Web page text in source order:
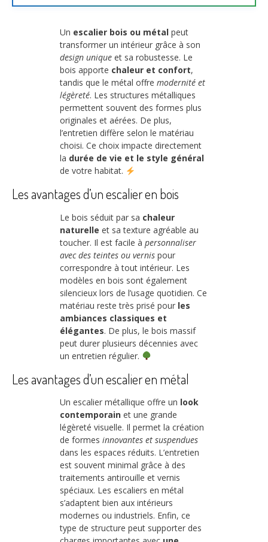
Un escalier bois ou métal peut
transformer un intérieur grâce à son
design unique et sa robustesse. Le
bois apporte chaleur et confort,
tandis que le métal offre modernité et
légèreté. Les structures métalliques
permettent souvent des formes plus
originales et aérées. De plus,
l’entretien diffère selon le matériau
choisi. Ce choix impacte directement
la durée de vie et le style général
de votre habitat.
Les avantages d’un escalier en bois
Le bois séduit par sa chaleur
naturelle et sa texture agréable au
toucher. Il est facile à personnaliser
avec des teintes ou vernis pour
correspondre à tout intérieur. Les
modèles en bois sont également
silencieux lors de l’usage quotidien. Ce
matériau reste très prisé pour les
ambiances classiques et
élégantes. De plus, le bois massif
peut durer plusieurs décennies avec
un entretien régulier.
Les avantages d’un escalier en métal
Un escalier métallique offre un look
contemporain et une grande
légèreté visuelle. Il permet la création
de formes innovantes et suspendues
dans les espaces réduits. L’entretien
est souvent minimal grâce à des
traitements antirouille et vernis
spéciaux. Les escaliers en métal
s’adaptent bien aux intérieurs
modernes ou industriels. Enfin, ce
type de structure peut supporter des